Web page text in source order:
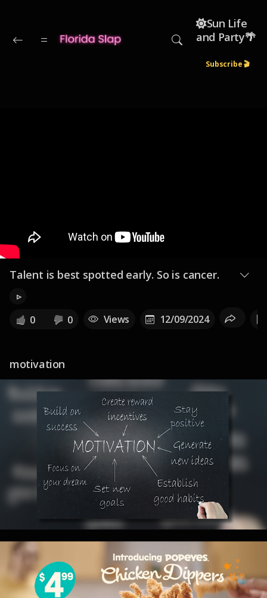
☀️Sun Life
and Party🌴
Subscribe 🎬
Talent is best spotted early. So is cancer.
▹
0 0 Views 12/09/2024
motivation